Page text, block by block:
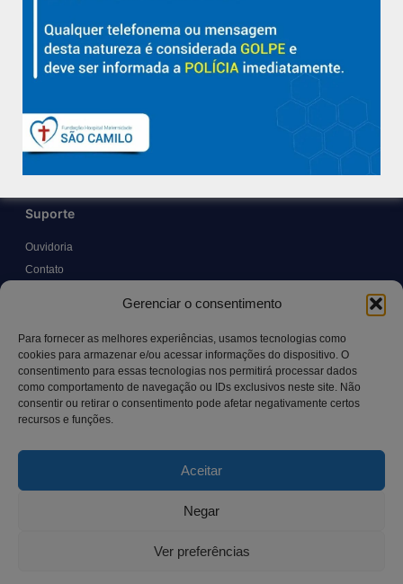
Gerenciar o consentimento
Para fornecer as melhores experiências, usamos tecnologias como
cookies para armazenar e/ou acessar informações do dispositivo. O
consentimento para essas tecnologias nos permitirá processar dados
como comportamento de navegação ou IDs exclusivos neste site. Não
consentir ou retirar o consentimento pode afetar negativamente certos
recursos e funções.
Aceitar
Negar
Ver preferências
Sobre
Nossa História e Fundador
Diretorias
Trabalhe Conosco
Blog
Suporte
Ouvidoria
Contato
Canal LGPD e Segurança da Informação
Contato